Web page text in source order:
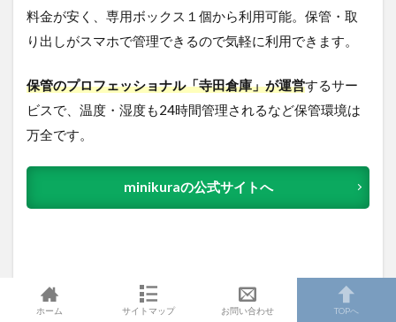
料金が安く、専用ボックス１個から利用可能。保管・取
り出しがスマホで管理できるので気軽に利用できます。
保管のプロフェッショナル「寺田倉庫」が運営するサー
ビスで、温度・湿度も24時間管理されるなど保管環境は
万全です。
minikuraの公式サイトへ
ホーム サイトマップ お問い合わせ TOPへ